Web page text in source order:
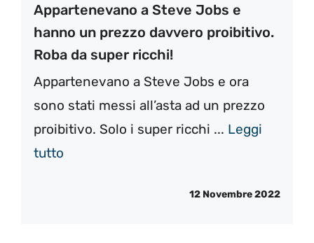
Appartenevano a Steve Jobs e
hanno un prezzo davvero proibitivo.
Roba da super ricchi!
Appartenevano a Steve Jobs e ora
sono stati messi all’asta ad un prezzo
proibitivo. Solo i super ricchi ... Leggi
tutto
12 Novembre 2022